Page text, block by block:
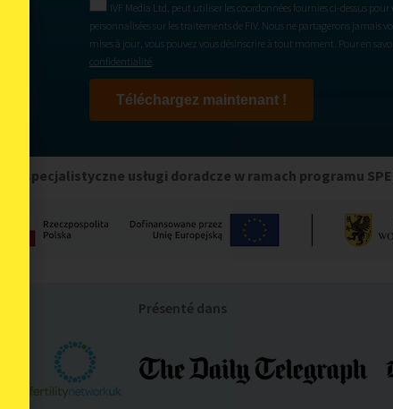
IVF Media Ltd. peut utiliser les coordonnées fournies ci-dessus
personnalisées sur les traitements de FIV. Nous ne partagerons jamais
mises à jour, vous pouvez vous désinscrire à tout moment. Pour en
confidentialité.
Téléchargez maintenant !
na specjalistyczne usługi doradcze w ramach programu
Présenté dans